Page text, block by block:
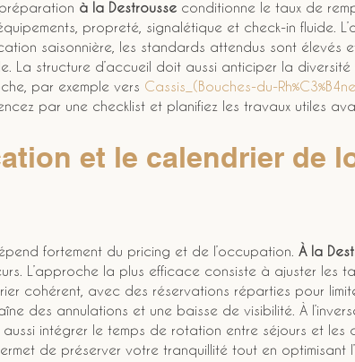
à la Destrousse conditionne le taux de
propreté, signalétique et check-in fluide.
saisonnière, les standards attendus sont élevés
La structure d’accueil doit aussi anticiper la
par exemple vers Cassis_(Bouches-du-
par une checklist et planifiez les travaux utiles
et le calendrier de
fortement du pricing et de l’occupation. À la
L’approche la plus efficace consiste à ajuster les
cohérent, avec des réservations réparties pour
des annulations et une baisse de visibilité. À
intégrer le temps de rotation entre séjours et les
de préserver votre tranquillité tout en optimisant